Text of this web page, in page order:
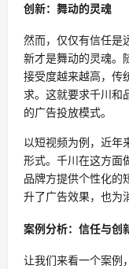
创新：舞动的灵魂
然而，仅仅有信任是
新才是舞动的灵魂。
接受度越来越高，传
求。这就要求千川和
的广告投放模式。
以短视频为例，近年
形式。千川在这方面
品牌方提供个性化的
升了广告效果，也为
案例分析：信任与创
让我们来看一个案例